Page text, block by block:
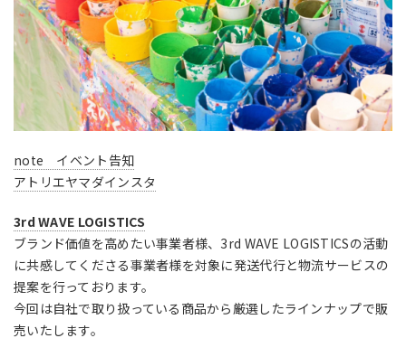
note イベント告知
アトリエヤマダインスタ
3rd WAVE LOGISTICS
ブランド価値を高めたい事業者様、3rd WAVE LOGISTICSの活動
に共感してくださる事業者様を対象に発送代行と物流サービスの
提案を行っております。
今回は自社で取り扱っている商品から厳選したラインナップで販
売いたします。